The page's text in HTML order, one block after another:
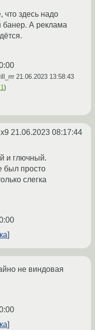
что здесь надо
банер. А реклама
21.06.2023 13:58:43
)
21.06.2023 08:17:44
и глючный.
просто
слегка
не виндовая